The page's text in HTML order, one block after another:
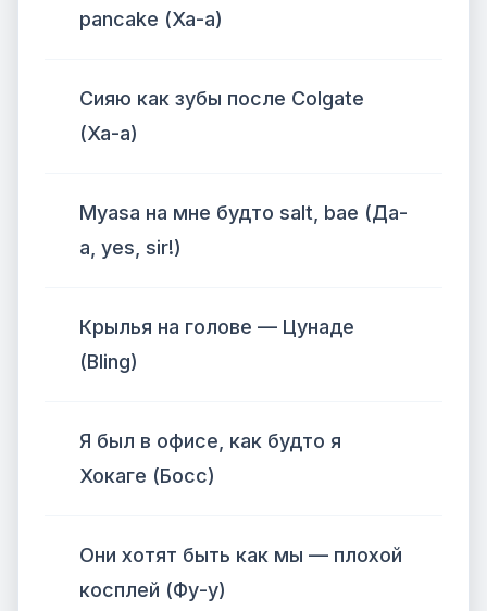
pancake (Ха-а)
Сияю как зубы после Colgate
(Ха-а)
Myasa на мне будто salt, bae (Да-
а, yes, sir!)
Крылья на голове — Цунаде
(Bling)
Я был в офисе, как будто я
Хокаге (Босс)
Они хотят быть как мы — плохой
косплей (Фу-у)